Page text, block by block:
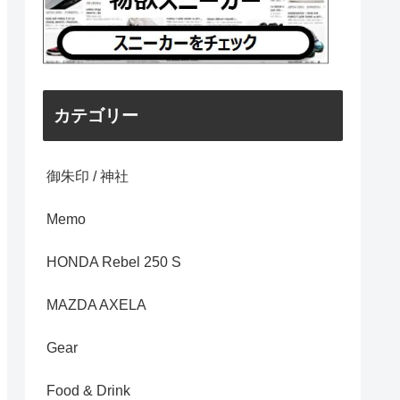
カテゴリー
御朱印 / 神社
Memo
HONDA Rebel 250 S
MAZDA AXELA
Gear
Food & Drink